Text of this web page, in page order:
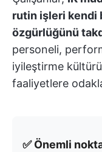
rutin işleri kendi
özgürlüğünü
personeli,
iyileştirme
faaliyetlere
✅ Önemli